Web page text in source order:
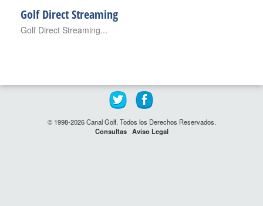
Golf Direct Streaming
Golf Direct Streaming...
© 1998-2026 Canal Golf. Todos los Derechos Reservados.
Consultas Aviso Legal